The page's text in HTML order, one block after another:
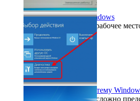
Как восстановить Windows
Сложно представить рабочее
2020-01-24
Как восстановить систему
В современном мире сложно